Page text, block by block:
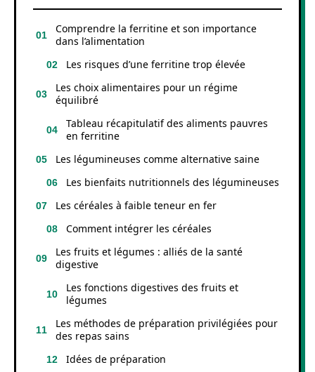
Comprendre la ferritine et son importance
dans l’alimentation
Les risques d’une ferritine trop élevée
Les choix alimentaires pour un régime
équilibré
Tableau récapitulatif des aliments pauvres
en ferritine
Les légumineuses comme alternative saine
Les bienfaits nutritionnels des légumineuses
Les céréales à faible teneur en fer
Comment intégrer les céréales
Les fruits et légumes : alliés de la santé
digestive
Les fonctions digestives des fruits et
légumes
Les méthodes de préparation privilégiées pour
des repas sains
Idées de préparation